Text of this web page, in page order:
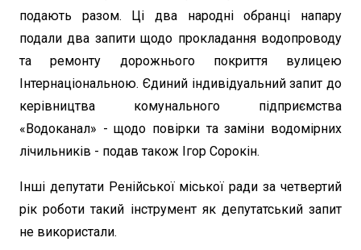
подають разом. Ці два народні обранці напару
подали два запити щодо прокладання водопроводу
та ремонту дорожнього покриття вулицею
Інтернаціональною. Єдиний індивідуальний запит до
керівництва комунального підприємства
«Водоканал» - щодо повірки та заміни водомірних
лічильників - подав також Ігор Сорокін.
Інші депутати Ренійської міської ради за четвертий
рік роботи такий інструмент як депутатський запит
не використали.